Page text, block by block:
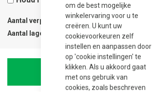
om de best mogelijke
winkelervaring voor u te
creëren. U kunt uw
cookievoorkeuren zelf
instellen en aanpassen door
op 'cookie instellingen' te
klikken. Als u akkoord gaat
met ons gebruik van
cookies, zoals beschreven
Aantal verpakkingen 0.2
Aantal lagen
In Winkelwagen